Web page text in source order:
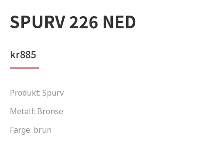
SPURV 226 NED
kr885
Produkt: Spurv
Metall: Bronse
Farge: brun